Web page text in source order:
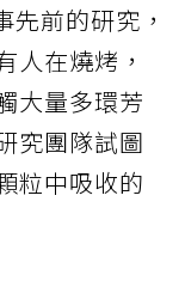
先前的研究，
人在燒烤，
大量多環芳
究團隊試圖
粒中吸收的